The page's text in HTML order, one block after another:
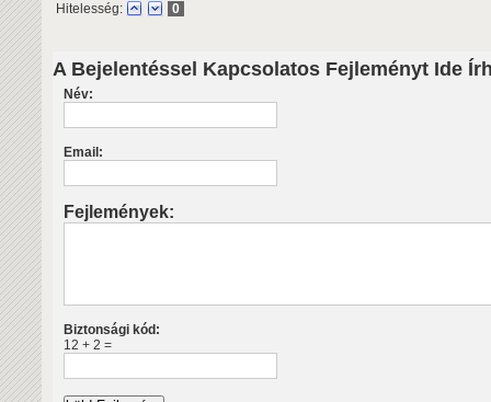
Hitelesség: 0
A Bejelentéssel Kapcsolatos Fejleményt Ide
Név:
Email:
Fejlemények:
Biztonsági kód:
12 + 2 =